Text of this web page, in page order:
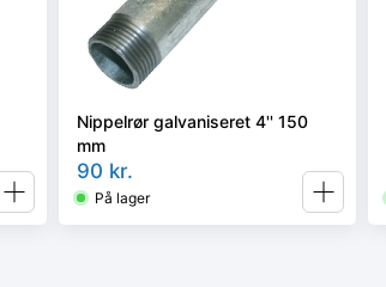
Nippelrør galvaniseret 4'' 150
mm
90 kr.
På lager